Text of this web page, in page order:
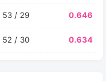
53 / 29 0.646
52 / 30 0.634